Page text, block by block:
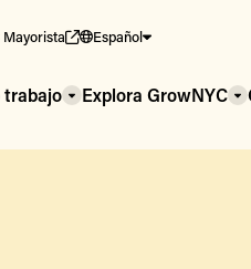
Español
trabajo Explora GrowNYC